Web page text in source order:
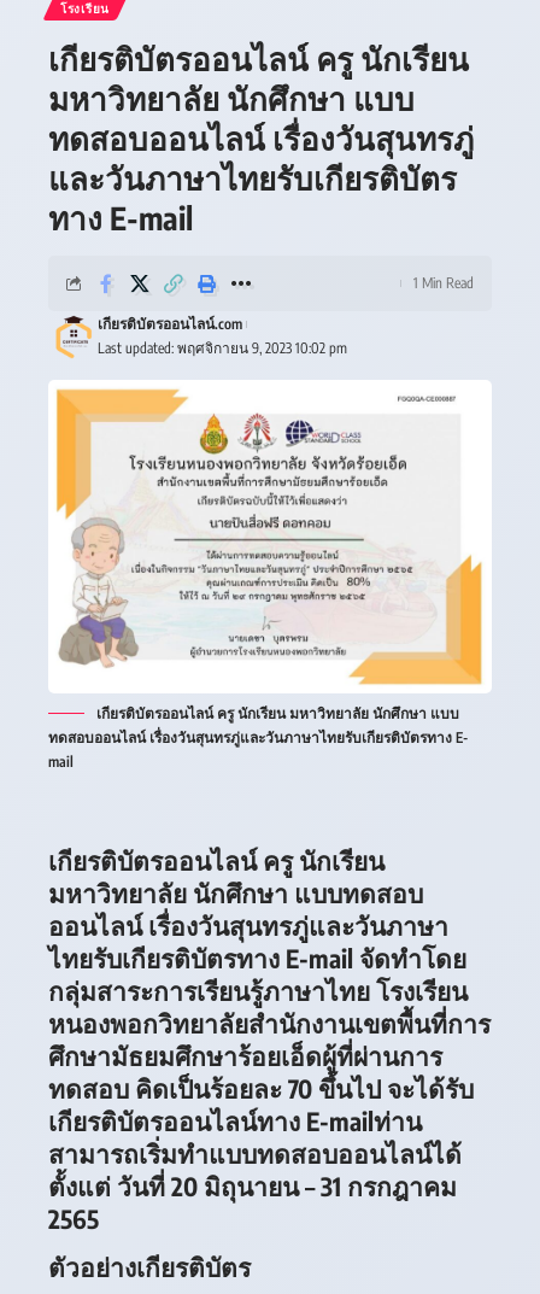
โรงเรียน
เกียรติบัตรออนไลน์ ครู นักเรียน
มหาวิทยาลัย นักศึกษา แบบ
ทดสอบออนไลน์ เรื่องวันสุนทรภู่
และวันภาษาไทยรับเกียรติบัตร
ทาง E-mail
Last updated: พฤศจิกายน 9, 2023 10:02 pm
เกียรติบัตรออนไลน์.com
1 Min Read
เกียรติบัตรออนไลน์ ครู นักเรียน มหาวิทยาลัย นักศึกษา แบบ
ทดสอบออนไลน์ เรื่องวันสุนทรภู่และวันภาษาไทยรับเกียรติบัตรทาง E-
mail
เกียรติบัตรออนไลน์ ครู นักเรียน
มหาวิทยาลัย นักศึกษา แบบทดสอบ
ออนไลน์ เรื่องวันสุนทรภู่และวันภาษา
ไทยรับเกียรติบัตรทาง E-mail จัดทำโดย
กลุ่มสาระการเรียนรู้ภาษาไทย โรงเรียน
หนองพอกวิทยาลัยสำนักงานเขตพื้นที่การ
ศึกษามัธยมศึกษาร้อยเอ็ดผู้ที่ผ่านการ
ทดสอบ คิดเป็นร้อยละ 70 ขึ้นไป จะได้รับ
เกียรติบัตรออนไลน์ทาง E-mailท่าน
สามารถเริ่มทำแบบทดสอบออนไลน์ได้
ตั้งแต่ วันที่ 20 มิถุนายน – 31 กรกฎาคม
2565
ตัวอย่างเกียรติบัตร